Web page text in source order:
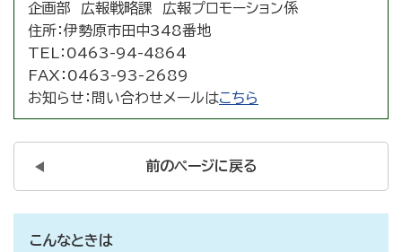
企画部 広報戦略課 広報プロモーション係
住所：伊勢原市田中348番地
TEL： 0463-94-4864
FAX： 0463-93-2689
お知らせ： 問い合わせメールはこちら
前のページに戻る
こんなときは